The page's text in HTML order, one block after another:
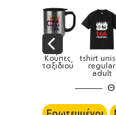
Drill
Καπέλα ενηλίκων